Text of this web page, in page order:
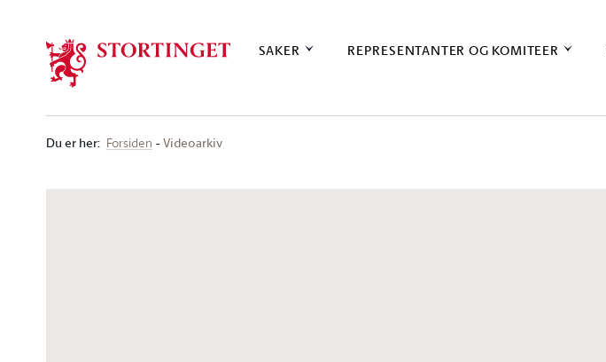
SAKER REPRESENTANTER OG KOMITEER
Du er her: Forsiden Videoarkiv